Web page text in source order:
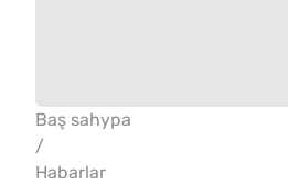
Baş sahypa
/
Habarlar